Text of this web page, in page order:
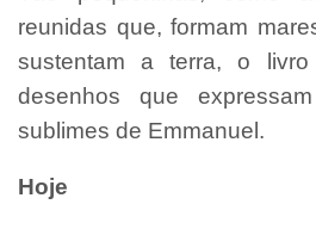
reunidas que, formam
sustentam a terra, o
desenhos que
sublimes de Emmanuel.
Hoje